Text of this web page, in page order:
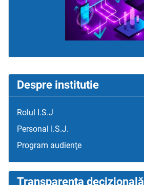
Despre institutie
Rolul I.S.J
Personal I.S.J.
Program audienţe
Transparenţa decizională